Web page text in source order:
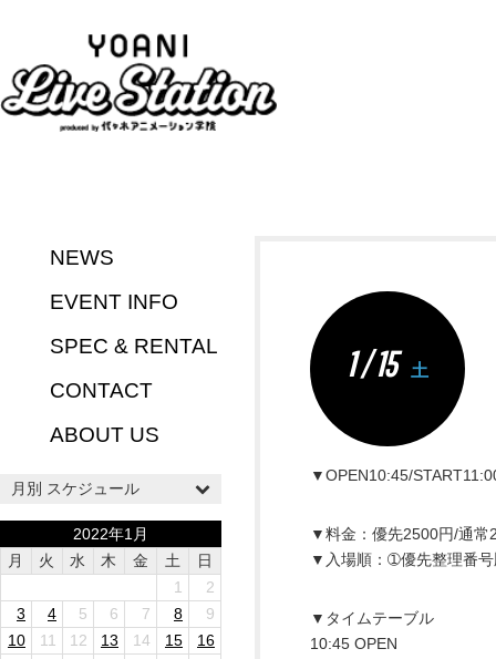
NEWS
EVENT INFO
SPEC & RENTAL
CONTACT
ABOUT US
月別 スケジュール
2022年1月
月
火 水 木 金 土
日
1
2
3
4 5 6 7 8
9
10
11 12 13 14 15
16
1 / 15 土
▼OPEN10:45/
▼料金：優先2500円/通常
▼入場順：➀優先整理番
▼タイムテーブル
10:45 OPEN